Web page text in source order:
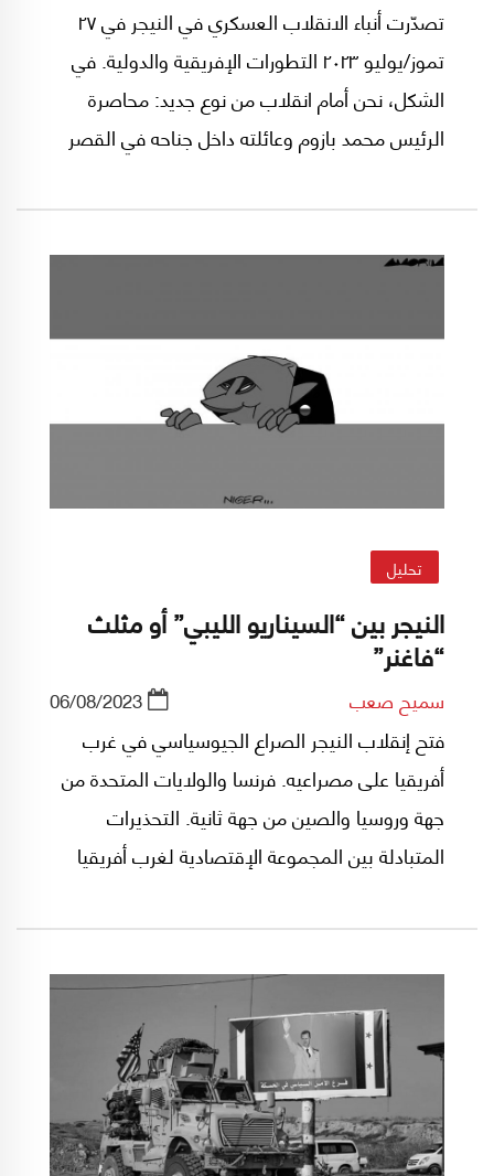
تصدّرت أنباء الانقلاب العسكري في النيجر في ٢٧
تموز/يوليو ٢٠٢٣ التطورات الإفريقية والدولية. في
الشكل، نحن أمام انقلاب من نوع جديد: محاصرة
الرئيس محمد بازوم وعائلته داخل جناحه في القصر
الخارجي. في المضمون، نحن أمام ساحة صراع جديدة
بين روسيا والغرب.
تحليل
النيجر بين “السيناريو الليبي” أو مثلث
“فاغنر”
سميح صعب 06/08/2023
فتح إنقلاب النيجر الصراع الجيوسياسي في غرب
أفريقيا على مصراعيه. فرنسا والولايات المتحدة من
جهة وروسيا والصين من جهة ثانية. التحذيرات
المتبادلة بين المجموعة الإقتصادية لغرب أفريقيا
في نيامي، تنذر بإنفجار إقليمي وحرب جديدة بالوكالة
في منطقة تعتبر غاية في الأهمية للقوى الدولية
الكبرى.